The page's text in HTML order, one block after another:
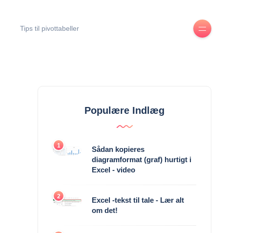
Tips til pivottabeller
Populære Indlæg
1
Sådan kopieres
diagramformat (graf) hurtigt i
Excel - video
2
Excel -tekst til tale - Lær alt
om det!